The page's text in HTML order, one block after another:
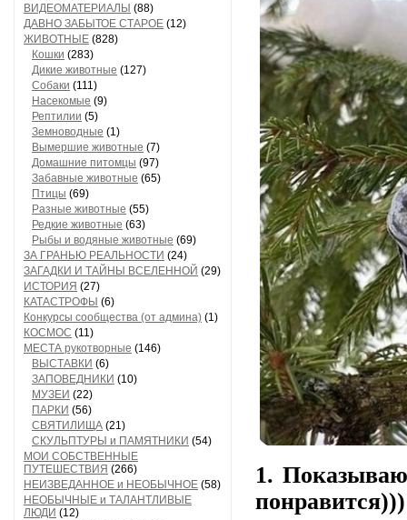
ВИДЕОМАТЕРИАЛЫ (88)
ДАВНО ЗАБЫТОЕ СТАРОЕ (12)
ЖИВОТНЫЕ (828)
Кошки (283)
Дикие животные (127)
Собаки (111)
Насекомые (9)
Рептилии (5)
Земноводные (1)
Вымершие животные (7)
Домашние питомцы (97)
Забавные животные (65)
Птицы (69)
Разные животные (55)
Редкие животные (63)
Рыбы и водяные животные (69)
ЗА ГРАНЬЮ РЕАЛЬНОСТИ (24)
ЗАГАДКИ И ТАЙНЫ ВСЕЛЕННОЙ (29)
ИСТОРИЯ (27)
КАТАСТРОФЫ (6)
Конкурсы сообщества (от админа) (1)
КОСМОС (11)
МЕСТА рукотворные (146)
ВЫСТАВКИ (6)
ЗАПОВЕДНИКИ (10)
МУЗЕИ (22)
ПАРКИ (56)
СВЯТИЛИЩА (21)
СКУЛЬПТУРЫ и ПАМЯТНИКИ (54)
МОИ СОБСТВЕННЫЕ
ПУТЕШЕСТВИЯ (266)
НЕИЗВЕДАННОЕ и НЕОБЫЧНОЕ (58)
НЕОБЫЧНЫЕ и ТАЛАНТЛИВЫЕ
ЛЮДИ (12)
1.
понравится)))